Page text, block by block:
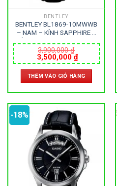
BENTLEY
BENTLEY BL1869-10MWWB
– NAM – KÍNH SAPPHIRE –
– MÁY ĐỨC
3,900,000₫
Giá
gốc
là:
3,900,000 ₫.
3,500,000₫Giá
hiện
tại
là:
3,500,000 ₫.
THÊM VÀO GIỎ HÀNG
-18%